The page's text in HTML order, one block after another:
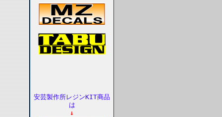
安芸製作所レジンKIT商品
は
↓